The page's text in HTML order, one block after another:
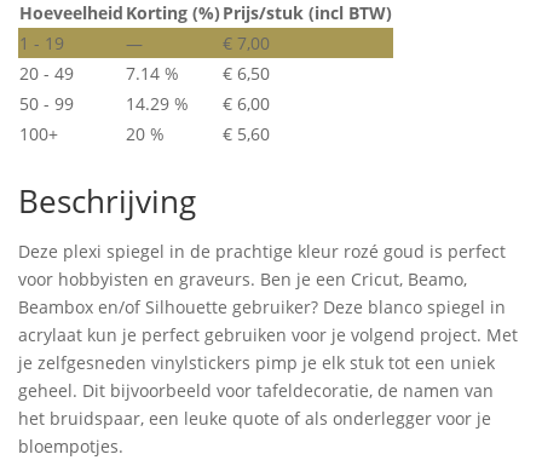
-
rond
blanco
hoeveelheid
Hoeveelheid Korting (%) Prijs/stuk (incl BTW)
1 - 19
— € 7,00
20 - 49
7.14 % € 6,50
50 - 99
14.29 % € 6,00
100+
20 % € 5,60
Beschrijving
Deze plexi spiegel in de prachtige kleur rozé goud is perfect
voor hobbyisten en graveurs. Ben je een Cricut, Beamo,
Beambox en/of Silhouette gebruiker? Deze blanco spiegel in
acrylaat kun je perfect gebruiken voor je volgend project. Met
je zelfgesneden vinylstickers pimp je elk stuk tot een uniek
geheel. Dit bijvoorbeeld voor tafeldecoratie, de namen van
het bruidspaar, een leuke quote of als onderlegger voor je
bloempotjes.